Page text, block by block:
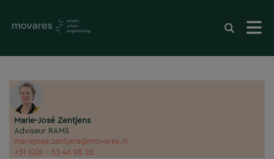
Marie-José Zentjens
Adviseur RAMS
mariejose.zentjens@movares.nl
+31 (0)6 - 53 46 98 22